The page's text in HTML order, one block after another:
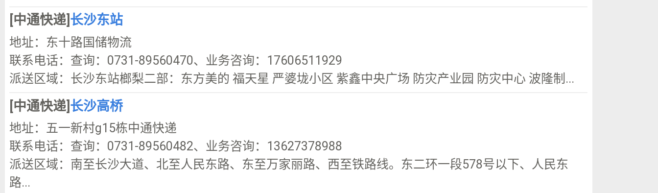
[中通快递]长沙东站
地址：东十路国储物流
联系电话：查询：0731-89560470、业务咨询：17606511929
派送区域：长沙东站榔梨二部：东方美的 福天星 严婆垅小区 紫鑫中央广场 防灾产业园 防灾中心 波隆制...
[中通快递]长沙高桥
地址：五一新村g15栋中通快递
联系电话：查询：0731-89560482、业务咨询：13627378988
派送区域：南至长沙大道、北至人民东路、东至万家丽路、西至铁路线。东二环一段578号以下、人民东
路...